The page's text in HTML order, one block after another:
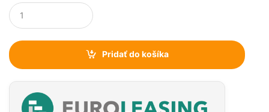
Q
u
a
t
i
y
Pridať do košíka